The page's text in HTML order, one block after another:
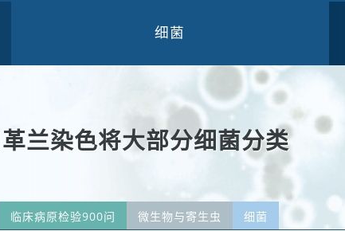
细菌
兰染色将大部分细菌分类
临床病原检验900问 微生物与寄生虫 细菌